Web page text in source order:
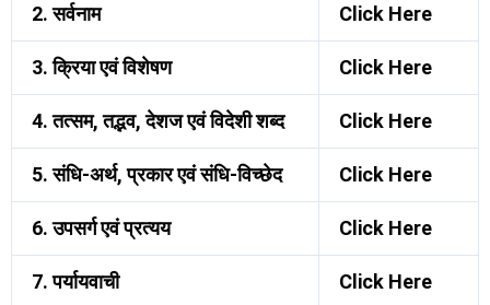
2. सर्वनाम Click Here
3. क्रिया एवं विशेषण Click Here
4. तत्सम, तद्भव, देशज एवं विदेशी शब्द Click Here
5. संधि-अर्थ, प्रकार एवं संधि-विच्छेद Click Here
6. उपसर्ग एवं प्रत्यय Click Here
7. पर्यायवाची Click Here